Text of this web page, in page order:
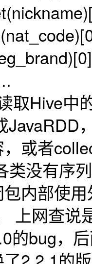
取Hive中
JavaRDD
或者
类没有序
内部使
上网查说
的bug，